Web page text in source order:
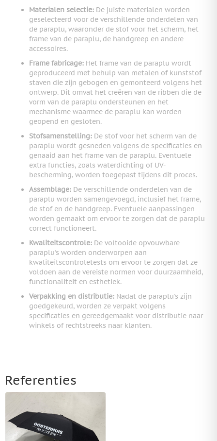
Materialen selectie: De juiste materialen worden
geselecteerd voor de verschillende onderdelen van
de paraplu, waaronder de stof voor het scherm, het
frame van de paraplu, de handgreep en andere
accessoires.
Frame fabricage: Het frame van de paraplu wordt
geproduceerd met behulp van metalen of kunststof
staven die zijn gebogen en gemonteerd volgens het
ontwerp. Dit omvat het creëren van de ribben die de
vorm van de paraplu ondersteunen en het
mechanisme waarmee de paraplu kan worden
geopend en gesloten.
Stofsamenstelling: De stof voor het scherm van de
paraplu wordt gesneden volgens de specificaties en
genaaid aan het frame van de paraplu. Eventuele
extra functies, zoals waterdichting of UV-
bescherming, worden toegepast tijdens dit proces.
Assemblage: De verschillende onderdelen van de
paraplu worden samengevoegd, inclusief het frame,
de stof en de handgreep. Eventuele aanpassingen
worden gemaakt om ervoor te zorgen dat de paraplu
correct functioneert.
Kwaliteitscontrole: De voltooide opvouwbare
paraplu's worden onderworpen aan
kwaliteitscontroletests om ervoor te zorgen dat ze
voldoen aan de vereiste normen voor duurzaamheid,
functionaliteit en esthetiek.
Verpakking en distributie: Nadat de paraplu's zijn
goedgekeurd, worden ze verpakt volgens
specificaties en gereedgemaakt voor distributie naar
winkels of rechtstreeks naar klanten.
Referenties